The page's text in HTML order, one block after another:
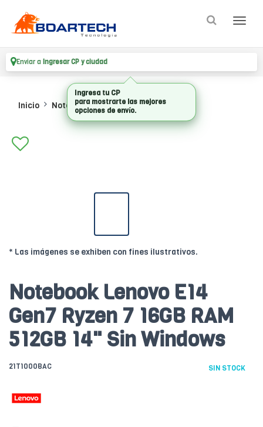
Enviar a Ingresar CP y ciudad
Inicio Notebooks Notebooks
* Las imágenes se exhiben con fines ilustrativos.
Notebook Lenovo E14
Gen7 Ryzen 7 16GB RAM
512GB 14" Sin Windows
21T1000BAC SIN STOCK